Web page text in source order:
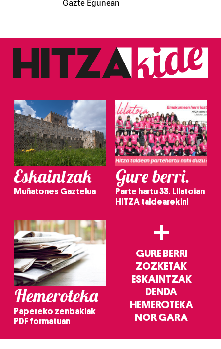
Gazte Egunean
Eskaintzak
Muñatones Gaztelua
Gure berri.
Parte hartu 33. Lilatoian
HITZA taldearekin!
Hemeroteka
Papereko zenbakiak
PDF formatuan
+
GURE BERRI
ZOZKETAK
ESKAINTZAK
DENDA
HEMEROTEKA
NOR GARA